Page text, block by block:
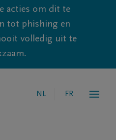
acties om dit te
tot phishing en
volledig uit te
NL FR